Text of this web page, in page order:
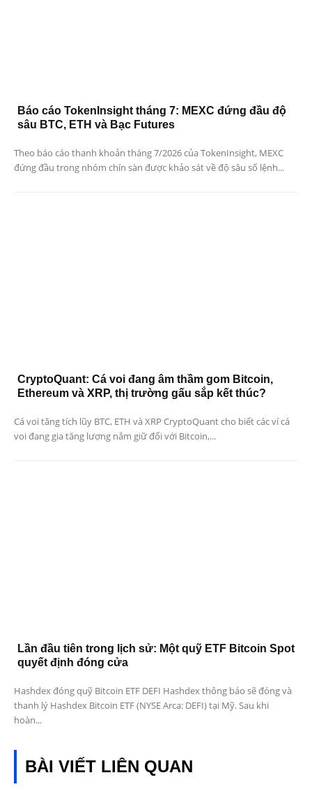
Báo cáo TokenInsight tháng 7: MEXC đứng đầu độ
sâu BTC, ETH và Bạc Futures
Theo báo cáo thanh khoản tháng 7/2026 của TokenInsight, MEXC
đứng đầu trong nhóm chín sàn được khảo sát về độ sâu sổ lệnh...
CryptoQuant: Cá voi đang âm thầm gom Bitcoin,
Ethereum và XRP, thị trường gấu sắp kết thúc?
Cá voi tăng tích lũy BTC, ETH và XRP CryptoQuant cho biết các ví cá
voi đang gia tăng lượng nắm giữ đối với Bitcoin,...
Lần đầu tiên trong lịch sử: Một quỹ ETF Bitcoin Spot
quyết định đóng cửa
Hashdex đóng quỹ Bitcoin ETF DEFI Hashdex thông báo sẽ đóng và
thanh lý Hashdex Bitcoin ETF (NYSE Arca: DEFI) tại Mỹ. Sau khi
hoàn...
BÀI VIẾT LIÊN QUAN